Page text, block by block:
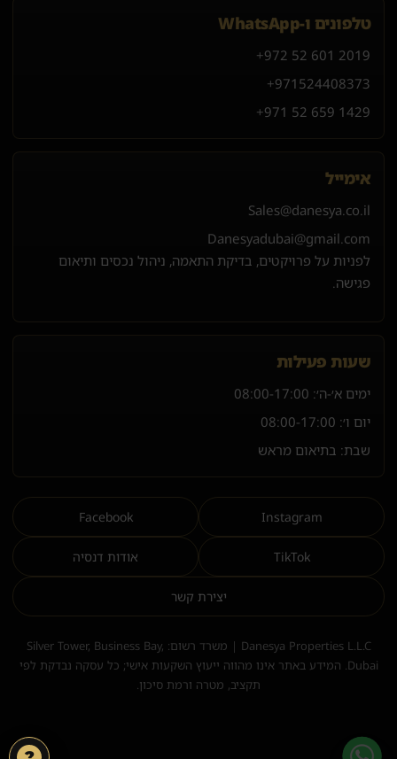
טלפונים ו-WhatsApp
+972 52 601 2019
+971 524408373
+971 52 659 1429
אימייל
Sales@danesya.co.il
Danesyadubai@gmail.com
לפניות על פרויקטים, בדיקת התאמה, ניהול נכסים ותיאום
פגישה.
שעות פעילות
ימים א׳-ה׳: 08:00-17:00
יום ו׳: 08:00-17:00
שבת: בתיאום מראש
Instagram
Facebook
TikTok אודות דנסיה
יצירת קשר
Danesya Properties L.L.C | משרד רשום: Silver Tower, Business Bay,
Dubai. המידע באתר אינו מהווה ייעוץ השקעות אישי; כל עסקה נבדקת לפי
תקציב, מטרה ורמת סיכון.